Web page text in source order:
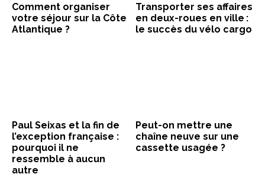
Comment organiser
votre séjour sur la Côte
Atlantique ?
Transporter ses affaires
en deux-roues en ville :
le succès du vélo cargo
Paul Seixas et la fin de
l’exception française :
pourquoi il ne
ressemble à aucun
autre
Peut-on mettre une
chaîne neuve sur une
cassette usagée ?